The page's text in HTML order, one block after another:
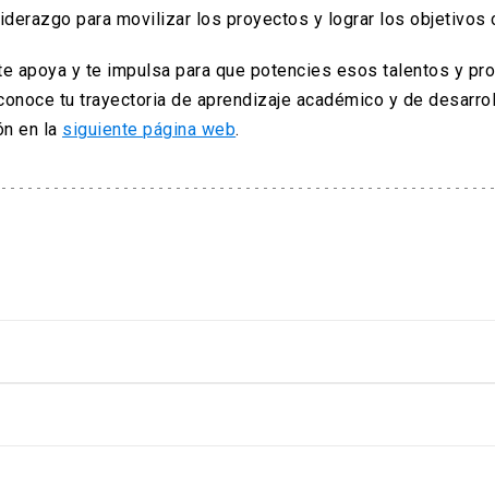
para movilizar los proyectos y lograr los objetivos
apoya y te impulsa para que potencies esos talentos y
tu trayectoria de aprendizaje académico y de
en la siguiente página web.
tu ingreso. Todos y todas las estudiantes de la